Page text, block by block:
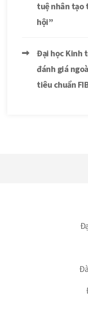
tuệ nhân tạo
hội”
Đại học Kinh
đánh giá
tiêu chuẩn